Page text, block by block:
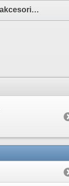
PRO-JEX: s423 elektronika i akcesoria aparatów fotograficznych